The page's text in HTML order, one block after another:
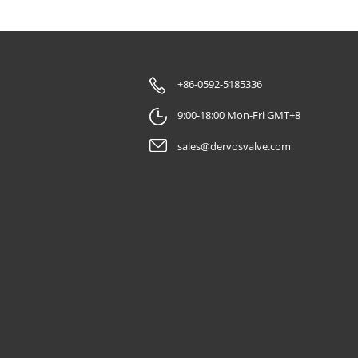
+86-0592-5185336
9:00-18:00 Mon-Fri GMT+8
sales@dervosvalve.com